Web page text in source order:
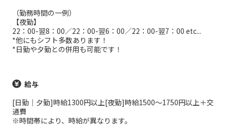
（勤務時間の一例）
【夜勤】
22：00-翌8：00／22：00-翌6：00／22：00-翌7：00 etc...
*他にもシフト多数あります！
*日勤や夕勤との併用も可能です！
給与
[日勤｜夕勤]時給1300円以上[夜勤]時給1500～1750円以上＋交
通費
※時間帯により、時給が異なります。